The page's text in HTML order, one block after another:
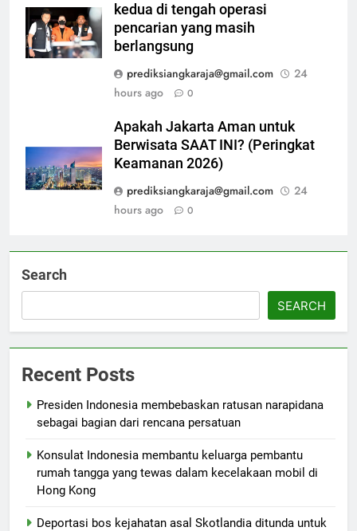
kedua di tengah operasi
pencarian yang masih
berlangsung
prediksiangkaraja@gmail.com
24
hours ago
0
Apakah Jakarta Aman untuk
Berwisata SAAT INI? (Peringkat
Keamanan 2026)
prediksiangkaraja@gmail.com
24
hours ago
0
Search
SEARCH
Recent Posts
Presiden Indonesia membebaskan ratusan narapidana
sebagai bagian dari rencana persatuan
Konsulat Indonesia membantu keluarga pembantu
rumah tangga yang tewas dalam kecelakaan mobil di
Hong Kong
Deportasi bos kejahatan asal Skotlandia ditunda untuk